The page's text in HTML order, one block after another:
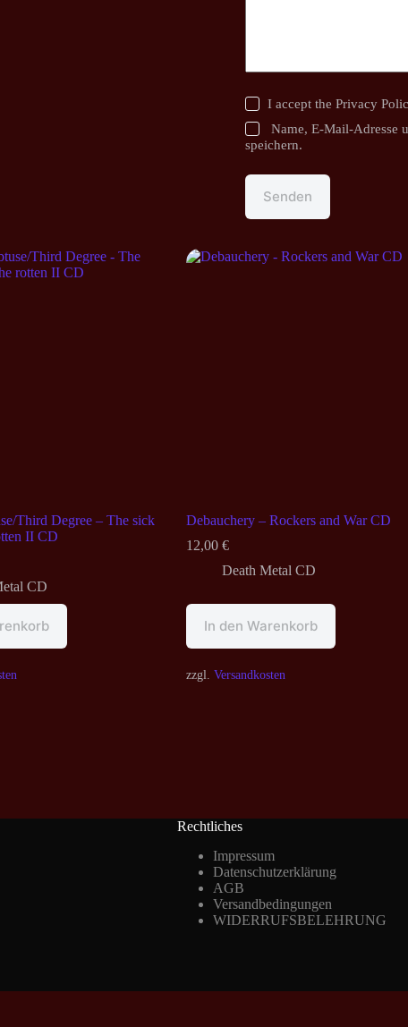
I accept the Privacy
Name, E-Mail-Adresse
speichern.
Senden
Third Degree – The sick
II CD
CD
Debauchery – Rockers and War CD
12,00 €
Death Metal CD
In den Warenkorb
zzgl. Versandkosten
Rechtliches
Impressum
Datenschutzerklärung
AGB
Versandbedingungen
WIDERRUFSBELEHRUNG